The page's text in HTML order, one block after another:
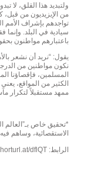
ولتبديد هذا القلق، لا
من الإيزيديون من
تواجدهم بإشراف الأمم
سيادية في البلد. وإنما
باعتبارهم مواطنون
يقول: “نريد أن نشعر
نكون مواطنين من الدرجة
المسلمين، فإقصاؤنا
الكثير من المواقع،
ممهد مستقبلاً لتكرار
*تحقيق خاص بـ”العالم
الاستقصائية، وساهم
الرابط: https://shorturl.at/dflQT